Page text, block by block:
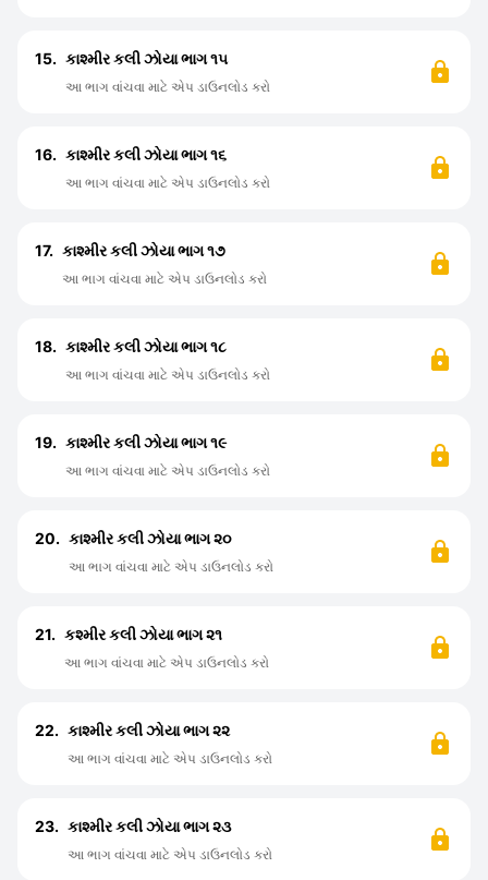
15. કાશ્મીર કલી ઝોયા ભાગ ૧૫
આ ભાગ વાંચવા માટે એપ ડાઉનલોડ કરો
16. કાશ્મીર કલી ઝોયા ભાગ ૧૬
આ ભાગ વાંચવા માટે એપ ડાઉનલોડ કરો
17. કાશ્મીર કલી ઝોયા ભાગ ૧૭
આ ભાગ વાંચવા માટે એપ ડાઉનલોડ કરો
18. કાશ્મીર કલી ઝોયા ભાગ ૧૮
આ ભાગ વાંચવા માટે એપ ડાઉનલોડ કરો
19. કાશ્મીર કલી ઝોયા ભાગ ૧૯
આ ભાગ વાંચવા માટે એપ ડાઉનલોડ કરો
20. કાશ્મીર કલી ઝોયા ભાગ ૨૦
આ ભાગ વાંચવા માટે એપ ડાઉનલોડ કરો
21. કશ્મીર કલી ઝોયા ભાગ ૨૧
આ ભાગ વાંચવા માટે એપ ડાઉનલોડ કરો
22. કાશ્મીર કલી ઝોયા ભાગ ૨૨
આ ભાગ વાંચવા માટે એપ ડાઉનલોડ કરો
23. કાશ્મીર કલી ઝોયા ભાગ ૨૩
આ ભાગ વાંચવા માટે એપ ડાઉનલોડ કરો